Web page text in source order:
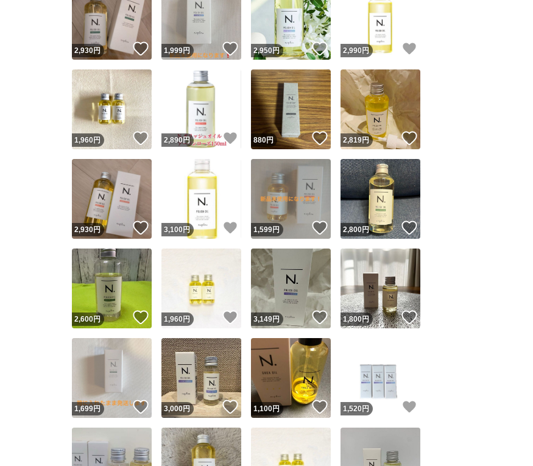
2,930円 いいね！
1,999円 いいね！
2,950円 いいね！
2,990 円
1,960円 いいね！
2,890円 いいね！
880円 いいね！
2,819円
2,930円 いいね！
3,100 円 いいね！
1,599円 いいね！
2,800円 いいね！
2,600円 いいね！
1,960 円 いいね！
3,149円 いいね！
1,800円 いいね！
1,699円 いいね！
3,000円 いいね！
1,100円 いいね！
1,520 円